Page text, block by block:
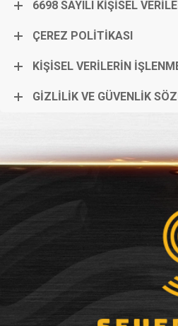
6698 SAYILI KİŞİSEL
ÇEREZ POLİTİKASI
KİŞİSEL VERİLERİN
GİZLİLİK VE GÜVENLİK